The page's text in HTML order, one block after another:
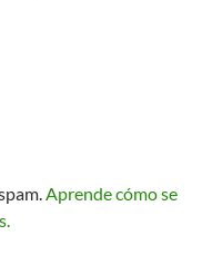
Aprende cómo se